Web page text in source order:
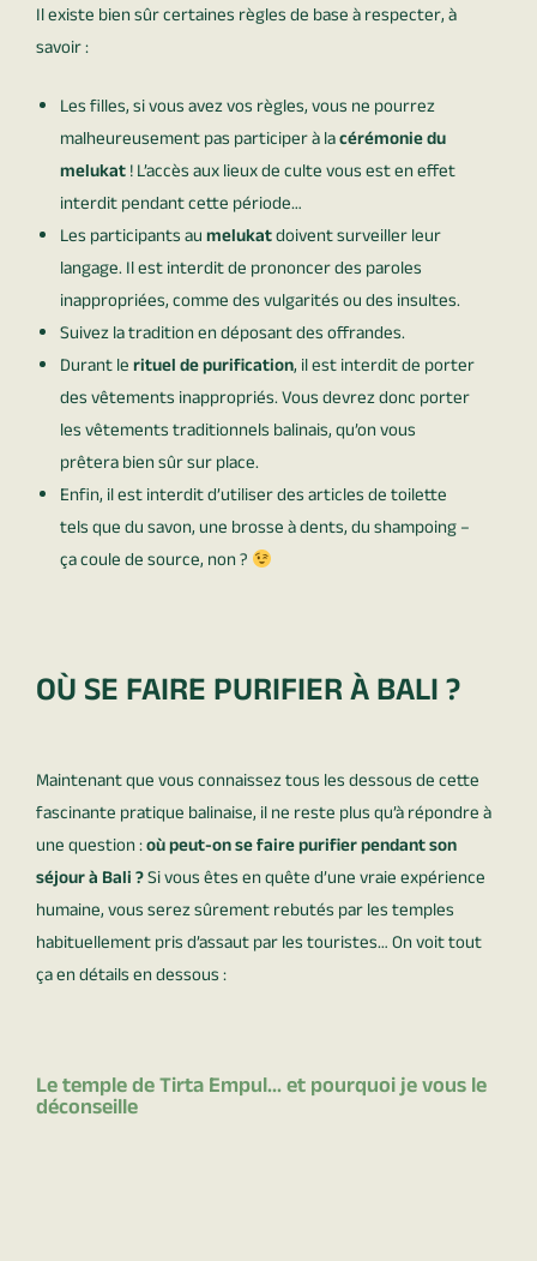
Il existe bien sûr certaines règles de base à respecter, à
savoir :
Les filles, si vous avez vos règles, vous ne pourrez
malheureusement pas participer à lacérémonie du
melukat! L’accès aux lieux de culte vous est en effet
interdit pendant cette période…
Les participants aumelukatdoivent surveiller leur
langage. Il est interdit de prononcer des paroles
inappropriées, comme des vulgarités ou des insultes.
Suivez la tradition en déposant des offrandes.
Durant lerituel de purification, il est interdit de porter
des vêtements inappropriés. Vous devrez donc porter
les vêtements traditionnels balinais, qu’on vous
prêtera bien sûr sur place.
Enfin, il est interdit d’utiliser des articles de toilette
tels que du savon, une brosse à dents, du shampoing –
ça coule de source, non ?
OÙ SE FAIRE PURIFIER À BALI ?
Maintenant que vous connaissez tous les dessous de cette
fascinante pratique balinaise, il ne reste plus qu’à répondre à
une question :où peut-on se faire purifier pendant son
séjour à Bali ?Si vous êtes en quête d’une vraie expérience
humaine, vous serez sûrement rebutés par les temples
habituellement pris d’assaut par les touristes… On voit tout
ça en détails en dessous :
Le temple de Tirta Empul... et pourquoi je vous le
déconseille